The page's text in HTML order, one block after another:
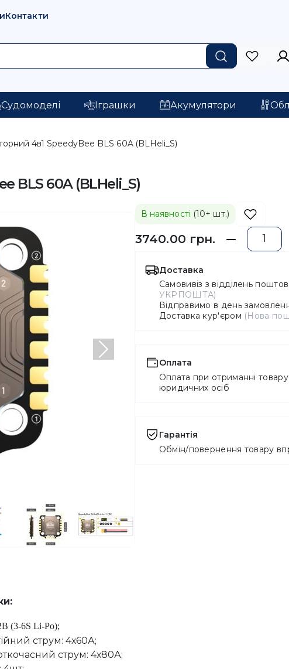
Контакти
Судомоделі Іграшки Акумулятори
4в1 SpeedyBee BLS 60A (BLHeli_S)
BLS 60A (BLHeli_S)
Наступний
В наявності (10+ шт.)
3740.00 грн.
Доставка
Самовивіз з відділень
УКРПОШТА)
Відправимо в день
Доставка кур'єром (Нова
Оплата
Оплата при отриманні
юридичних осіб
Гарантія
Обмін/повернення товару
(3-6S Li-Po);
струм: 4х60А;
струм: 4х80А;